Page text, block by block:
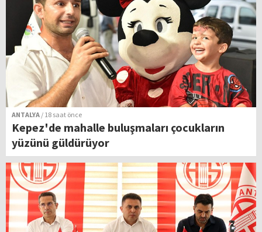
ANTALYA / 18 saat önce
Kepez'de mahalle buluşmaları çocukların
yüzünü güldürüyor